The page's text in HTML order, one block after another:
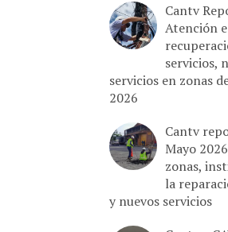
Cantv
Atención
servicios,
servicios en zonas
2026
Cantv
Mayo
zonas,
la
y nuevos servicios